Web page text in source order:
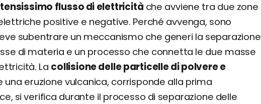
flusso di elettricità che avviene tra due zone
positive e negative. Perché avvenga, sono
subentrare un meccanismo che generi la separazione
di materia e un processo che connetta le due masse
La collisione delle particelle di polvere e
una eruzione vulcanica, corrisponde alla prima
si verifica durante il processo di separazione delle